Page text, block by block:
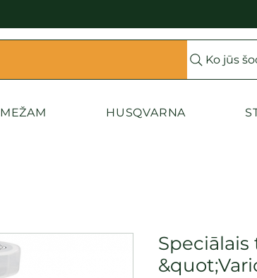
Ko jūs
MEŽAM HUSQVARNA